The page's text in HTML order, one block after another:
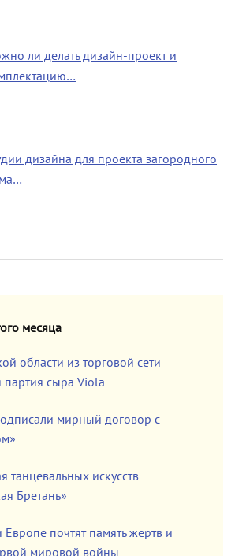
ли делать дизайн-проект и
дизайна для проекта загородного
месяца
области из торговой сети
партия сыра Viola
мирный договор с
танцевальных искусств
Бретань»
Европе почтят память жертв и
мировой войны